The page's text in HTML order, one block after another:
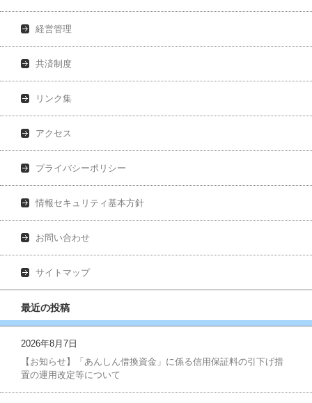
経営管理
共済制度
リンク集
アクセス
プライバシーポリシー
情報セキュリティ基本方針
お問い合わせ
サイトマップ
最近の投稿
2026年8月7日
【お知らせ】「あんしん借換資金」に係る信用保証料の引下げ措
置の運用改定等について